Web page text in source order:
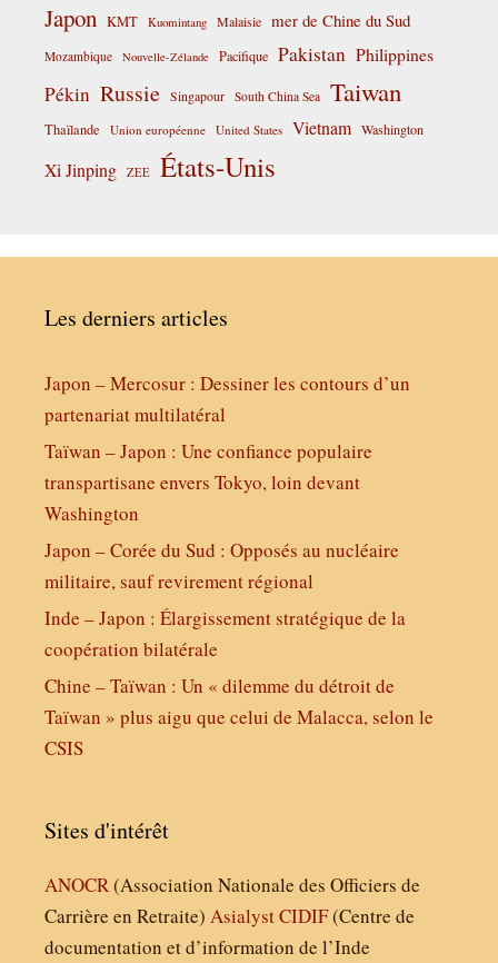
Japon KMT Kuomintang Malaisie mer de Chine du Sud
Mozambique Nouvelle-Zélande Pacifique Pakistan Philippines
Pékin Russie Singapour South China Sea Taiwan
Thaïlande Union européenne United States Vietnam Washington
Xi Jinping ZEE États-Unis
Les derniers articles
Japon – Mercosur : Dessiner les contours d’un
partenariat multilatéral
Taïwan – Japon : Une confiance populaire
transpartisane envers Tokyo, loin devant
Washington
Japon – Corée du Sud : Opposés au nucléaire
militaire, sauf revirement régional
Inde – Japon : Élargissement stratégique de la
coopération bilatérale
Chine – Taïwan : Un « dilemme du détroit de
Taïwan » plus aigu que celui de Malacca, selon le
CSIS
Sites d'intérêt
ANOCR(Association Nationale des Officiers de
Carrière en Retraite) AsialystCIDIF(Centre de
documentation et d’information de l’Inde